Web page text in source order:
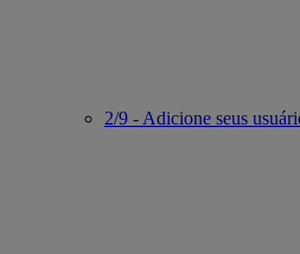
2/9 - Adicione seus